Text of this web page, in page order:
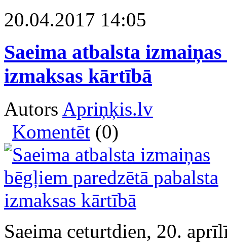
20.04.2017 14:05
Saeima atbalsta
izmaksas kārtībā
Autors Apriņķis.lv
Komentēt (0)
Saeima ceturtdien, 20.